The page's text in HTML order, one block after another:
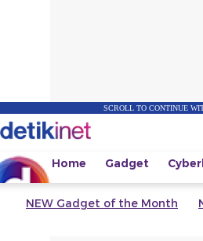
SCROLL TO CONTINUE
Home Gadget
NEW Gadget of the Month